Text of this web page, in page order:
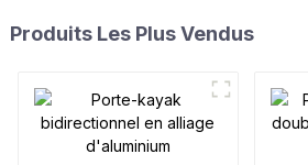
Produits Les Plus Vendus